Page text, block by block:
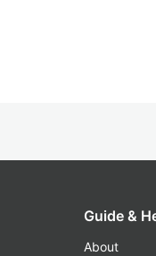
Guide &
About